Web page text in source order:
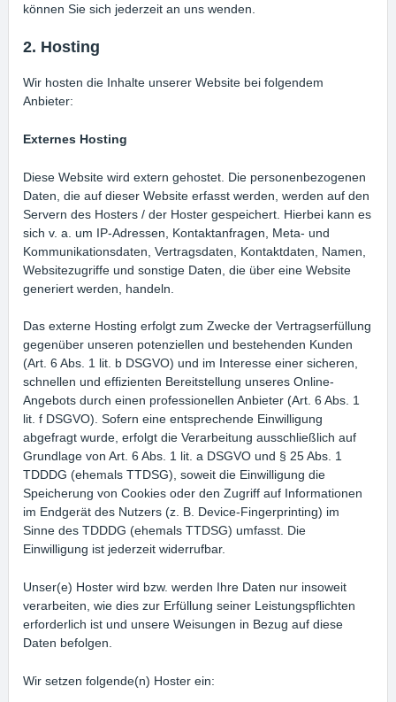
können Sie sich jederzeit an uns wenden.
2. Hosting
Wir hosten die Inhalte unserer Website bei folgendem
Anbieter:
Externes Hosting
Diese Website wird extern gehostet. Die personenbezogenen
Daten, die auf dieser Website erfasst werden, werden auf den
Servern des Hosters / der Hoster gespeichert. Hierbei kann es
sich v. a. um IP-Adressen, Kontaktanfragen, Meta- und
Kommunikationsdaten, Vertragsdaten, Kontaktdaten, Namen,
Websitezugriffe und sonstige Daten, die über eine Website
generiert werden, handeln.
Das externe Hosting erfolgt zum Zwecke der Vertragserfüllung
gegenüber unseren potenziellen und bestehenden Kunden
(Art. 6 Abs. 1 lit. b DSGVO) und im Interesse einer sicheren,
schnellen und effizienten Bereitstellung unseres Online-
Angebots durch einen professionellen Anbieter (Art. 6 Abs. 1
lit. f DSGVO). Sofern eine entsprechende Einwilligung
abgefragt wurde, erfolgt die Verarbeitung ausschließlich auf
Grundlage von Art. 6 Abs. 1 lit. a DSGVO und § 25 Abs. 1
TDDDG (ehemals TTDSG), soweit die Einwilligung die
Speicherung von Cookies oder den Zugriff auf Informationen
im Endgerät des Nutzers (z. B. Device-Fingerprinting) im
Sinne des TDDDG (ehemals TTDSG) umfasst. Die
Einwilligung ist jederzeit widerrufbar.
Unser(e) Hoster wird bzw. werden Ihre Daten nur insoweit
verarbeiten, wie dies zur Erfüllung seiner Leistungspflichten
erforderlich ist und unsere Weisungen in Bezug auf diese
Daten befolgen.
Wir setzen folgende(n) Hoster ein: